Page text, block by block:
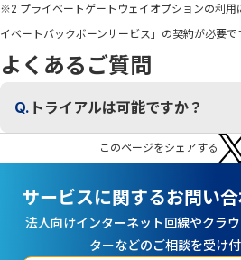
※2 プライベートゲートウェイオプションの利用
イベートバックボーンサービス」の契約が必要で
よくあるご質問
Q. トライアルは可能ですか？
このページをシェアする
サービスに関するお問い
法人向けインターネット回線やクラ
ターなどのご相談を受け付